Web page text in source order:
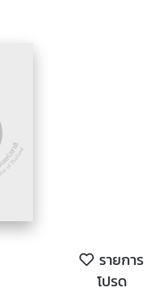
รายการ
โปรด